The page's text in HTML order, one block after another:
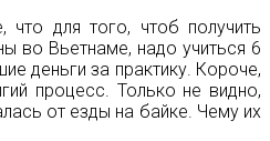
для того, чтоб получить
во Вьетнаме, надо учиться 6
деньги за практику. Короче,
процесс. Только не видно,
от езды на байке. Чему их